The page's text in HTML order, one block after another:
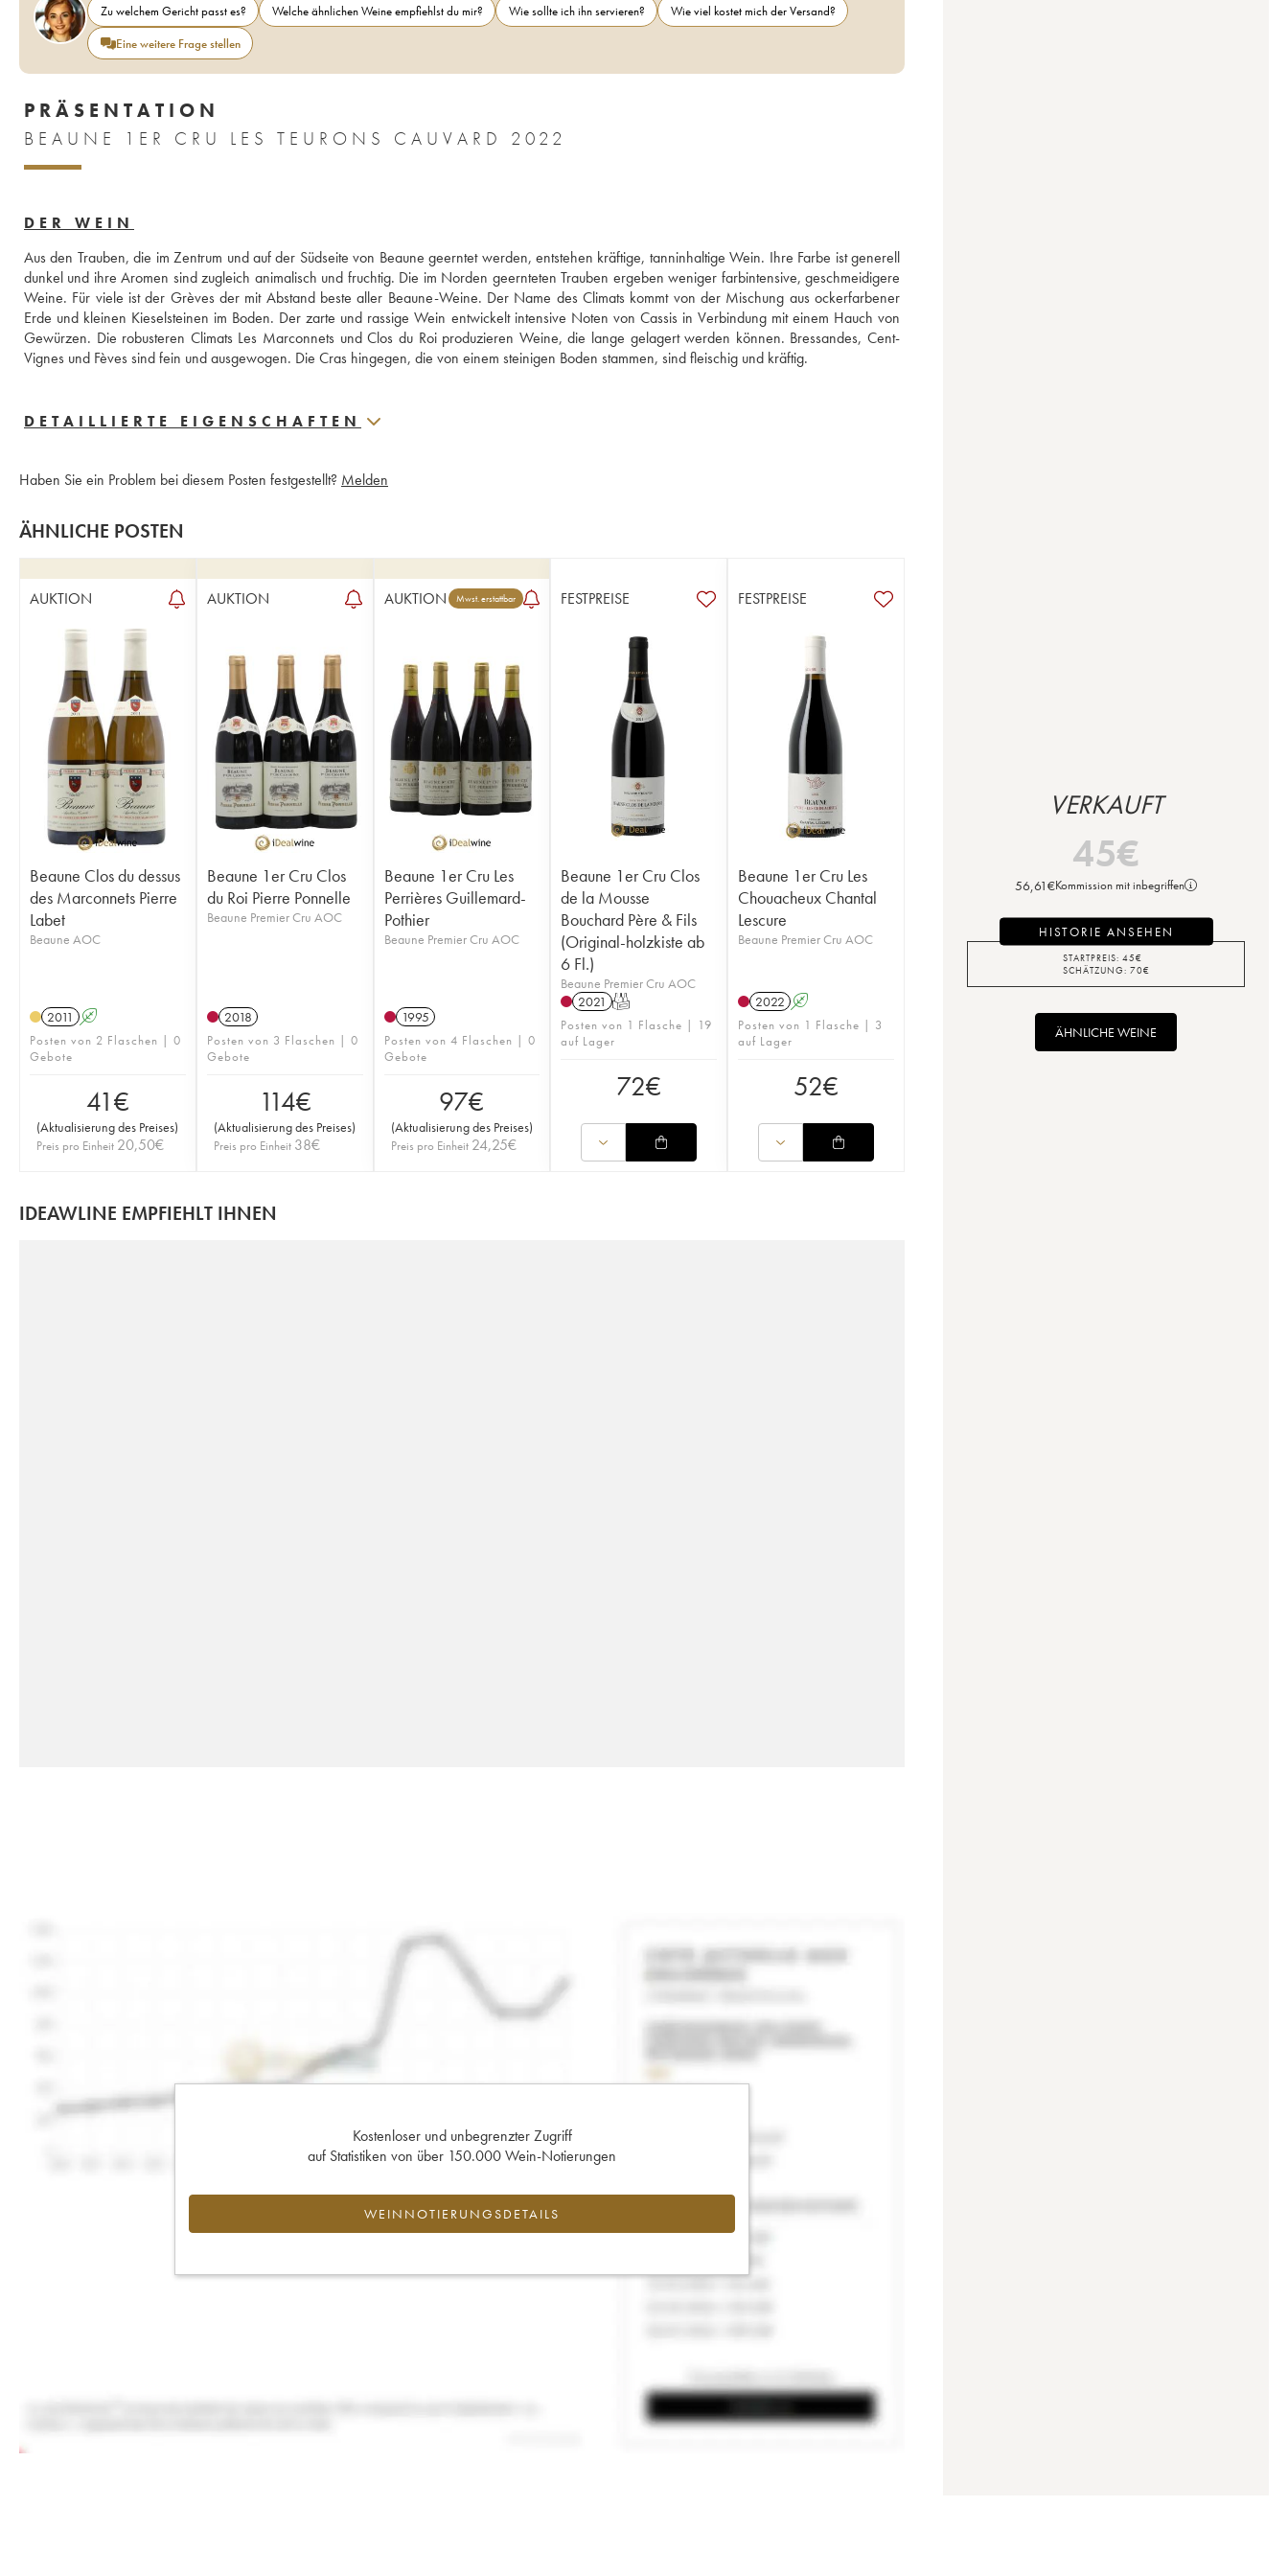
Zu welchem Gericht passt es? Welche ähnlichen Weine empfiehlst du mir? Wie sollte ich ihn servieren?
Wie viel kostet mich der Versand?
Eine weitere Frage stellen
PRÄSENTATION
BEAUNE 1ER CRU LES TEURONS CAUVARD 2022
DER WEIN
Aus den Trauben, die im Zentrum und auf der Südseite von Beaune geerntet werden, entstehen kräftige, tanninhaltige Wein. Ihre Farbe ist generell
dunkel und ihre Aromen sind zugleich animalisch und fruchtig. Die im Norden geernteten Trauben ergeben weniger farbintensive, geschmeidigere
Weine. Für viele ist der Grèves der mit Abstand beste aller Beaune-Weine. Der Name des Climats kommt von der Mischung aus ockerfarbener
Erde und kleinen Kieselsteinen im Boden. Der zarte und rassige Wein entwickelt intensive Noten von Cassis in Verbindung mit einem Hauch von
Gewürzen. Die robusteren Climats Les Marconnets und Clos du Roi produzieren Weine, die lange gelagert werden können. Bressandes, Cent-
Vignes und Fèves sind fein und ausgewogen. Die Cras hingegen, die von einem steinigen Boden stammen, sind fleischig und kräftig.
DETAILLIERTE EIGENSCHAFTEN
Haben Sie ein Problem bei diesem Posten festgestellt? Melden
ÄHNLICHE POSTEN
AUKTION
Beaune Clos du dessus
des Marconnets Pierre
Labet
Beaune AOC
2011 A
Posten von 2 Flaschen | 0
Gebote
41€
(Aktualisierung des Preises)
Preis pro Einheit 20,50€
AUKTION
Beaune 1er Cru Clos
du Roi Pierre Ponnelle
Beaune Premier Cru AOC
2018
Posten von 3 Flaschen | 0
Gebote
114€
(Aktualisierung des Preises)
Preis pro Einheit 38€
AUKTION Mwst. erstattbar
Beaune 1er Cru Les
Perrières Guillemard-
Pothier
Beaune Premier Cru AOC
1995
Posten von 4 Flaschen | 0
Gebote
97€
(Aktualisierung des Preises)
Preis pro Einheit 24,25€
FESTPREISE
Beaune 1er Cru Clos
de la Mousse
Bouchard Père & Fils
(Original-holzkiste ab
6 Fl.)
Beaune Premier Cru AOC
2021 T
Posten von 1 Flasche | 19
auf Lager
72€
FESTPREISE
Beaune 1er Cru Les
Chouacheux Chantal
Lescure
Beaune Premier Cru AOC
2022 A
Posten von 1 Flasche | 3
auf Lager
52€
IDEAWLINE EMPFIEHLT IHNEN
Kostenloser und unbegrenzter Zugriff
auf Statistiken von über 150.000 Wein-Notierungen
WEINNOTIERUNGSDETAILS
VERKAUFT
45€
56,61€Kommission mit inbegriffen
HISTORIE ANSEHEN
STARTPREIS: 45€
SCHÄTZUNG: 70€
ÄHNLICHE WEINE